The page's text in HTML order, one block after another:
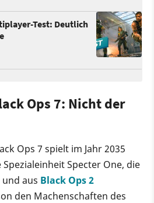
Test: Deutlich
Ops 7: Nicht der
Ops 7 spielt im Jahr 2035
Specter One, die
aus Black Ops 2
den Machenschaften des